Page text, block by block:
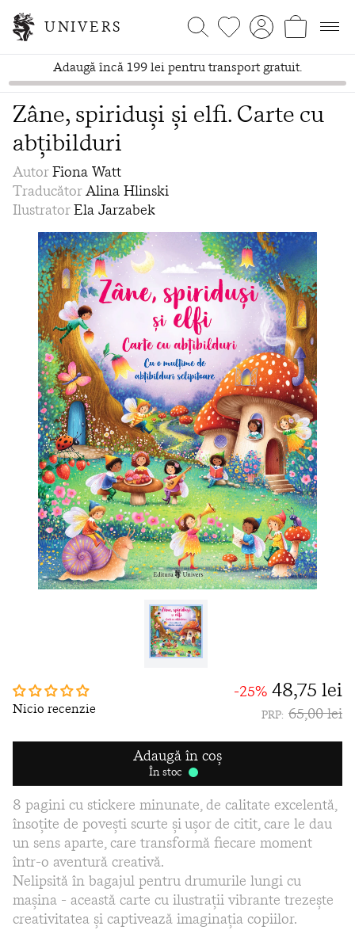
UNIVERS
Adaugă încă 199 lei pentru transport gratuit.
Zâne, spiriduși și elfi. Carte cu
abțibilduri
AutorFiona Watt
TraducătorAlina Hlinski
IlustratorEla Jarzabek
Nicio recenzie
-25% 48,75 lei
PRP: 65,00 lei
Adaugă în coș
În stoc
8 pagini cu stickere minunate, de calitate excelentă,
însoțite de povești scurte și ușor de citit, care le dau
un sens aparte, care transformă fiecare moment
într-o aventură creativă.
Nelipsită în bagajul pentru drumurile lungi cu
mașina - această carte cu ilustrații vibrante trezește
creativitatea și captivează imaginația copiilor.